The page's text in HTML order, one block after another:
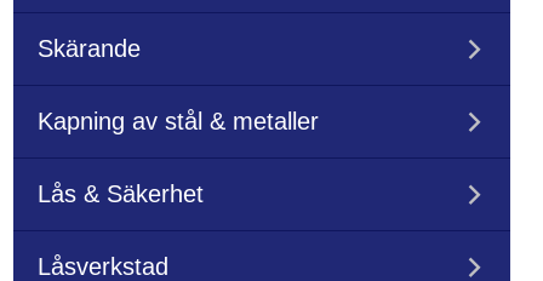
Skärande
Kapning av stål & metaller
Lås & Säkerhet
Låsverkstad